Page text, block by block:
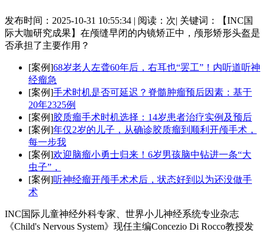
发布时间： 2025-10-31 10:55:34 | 阅读： 次| 关键词：【INC国
际大咖研究成果】在颅缝早闭的内镜矫正中，颅形矫形头盔是
否承担了主要作用？
[案例]68岁老人左聋60年后，右耳也“罢工”！内听道听神
经瘤急
[案例]手术时机是否可延迟？脊髓肿瘤预后因素：基于
20年2325例
[案例]胶质瘤手术时机选择：14岁患者治疗实例及预后
[案例]年仅2岁的儿子，从确诊胶质瘤到顺利开颅手术，
每一步我
[案例]欢迎脑瘤小勇士归来！6岁男孩脑中钻进一条“大
虫子”，
[案例]听神经瘤开颅手术术后，状态好到以为还没做手
术
INC国际儿童神经外科专家、世界小儿神经系统专业杂志
《Child's Nervous System》现任主编Concezio Di Rocco教授发